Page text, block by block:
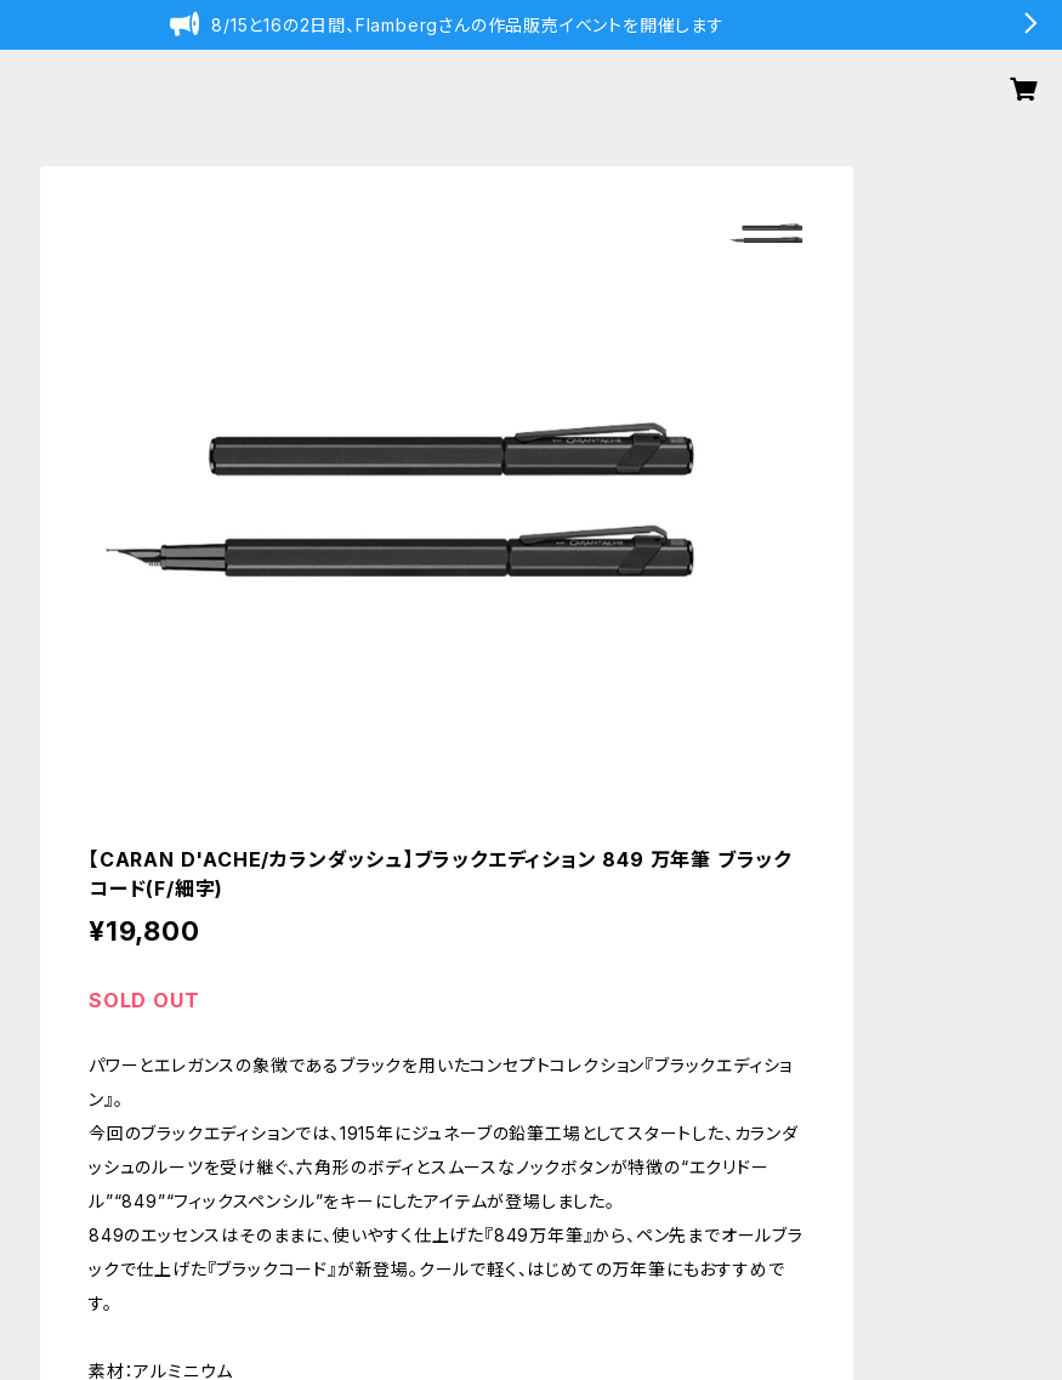
8/15と16の2日間、Flambergさんの作品販売イベントを開催します
【CARAN D'ACHE/カランダッシュ】ブラックエディション 849 万年筆 ブラック
コード(F/細字)
¥19,800
SOLD OUT
パワーとエレガンスの象徴であるブラックを用いたコンセプトコレクション『ブラックエディショ
ン』。
今回のブラックエディションでは、1915年にジュネーブの鉛筆工場としてスタートした、カランダ
ッシュのルーツを受け継ぐ、六角形のボディとスムースなノックボタンが特徴の“エクリドー
ル”“849”“フィックスペンシル”をキーにしたアイテムが登場しました。
849のエッセンスはそのままに、使いやすく仕上げた『849万年筆』から、ペン先までオールブラ
ックで仕上げた『ブラックコード』が新登場。クールで軽く、はじめての万年筆にもおすすめで
す。
素材：アルミニウム